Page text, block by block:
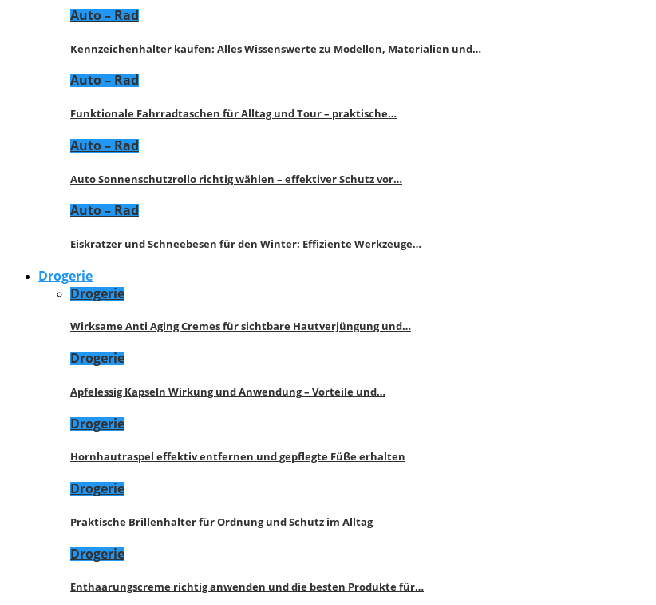
Auto – Rad
Kennzeichenhalter kaufen: Alles Wissenswerte zu Modellen, Materialien und…
Auto – Rad
Funktionale Fahrradtaschen für Alltag und Tour – praktische…
Auto – Rad
Auto Sonnenschutzrollo richtig wählen – effektiver Schutz vor…
Auto – Rad
Eiskratzer und Schneebesen für den Winter: Effiziente Werkzeuge…
Drogerie
Drogerie
Wirksame Anti Aging Cremes für sichtbare Hautverjüngung und…
Drogerie
Apfelessig Kapseln Wirkung und Anwendung – Vorteile und…
Drogerie
Hornhautraspel effektiv entfernen und gepflegte Füße erhalten
Drogerie
Praktische Brillenhalter für Ordnung und Schutz im Alltag
Drogerie
Enthaarungscreme richtig anwenden und die besten Produkte für…